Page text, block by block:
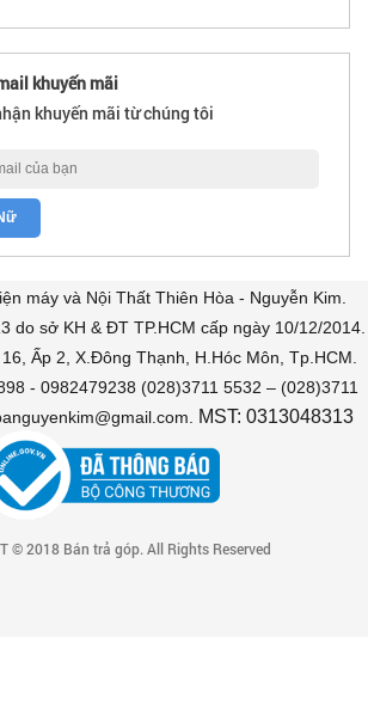
khuyến mãi
khuyến mãi từ chúng tôi
máy và Nội Thất Thiên Hòa - Nguyễn Kim.
do sở KH & ĐT TP.HCM cấp ngày 10/12/2014.
Ấp 2, X.Đông Thạnh, H.Hóc Môn, Tp.HCM.
- 0982479238 (028)3711 5532 – (028)3711
MST: 0313048313
© 2018 Bán trả góp. All Rights Reserved